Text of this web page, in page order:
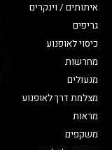
איתותים / וינקרים
גריפים
כיסוי לאופנוע
מחרשות
מנעולים
מצלמת דרך לאופנוע
מראות
משקפים